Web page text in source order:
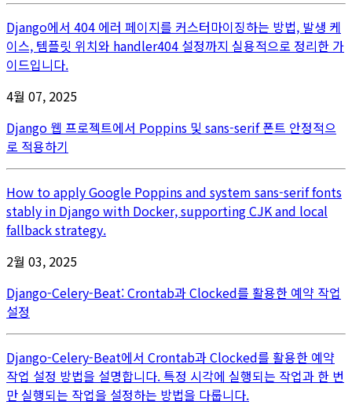
Django에서 404 에러 페이지를 커스터마이징하는 방법, 발생 케
이스, 템플릿 위치와 handler404 설정까지 실용적으로 정리한 가
이드입니다.
4월 07, 2025
Django 웹 프로젝트에서 Poppins 및 sans-serif 폰트 안정적으
로 적용하기
How to apply Google Poppins and system sans-serif fonts
stably in Django with Docker, supporting CJK and local
fallback strategy.
2월 03, 2025
Django-Celery-Beat: Crontab과 Clocked를 활용한 예약 작업
설정
Django-Celery-Beat에서 Crontab과 Clocked를 활용한 예약
작업 설정 방법을 설명합니다. 특정 시각에 실행되는 작업과 한 번
만 실행되는 작업을 설정하는 방법을 다룹니다.